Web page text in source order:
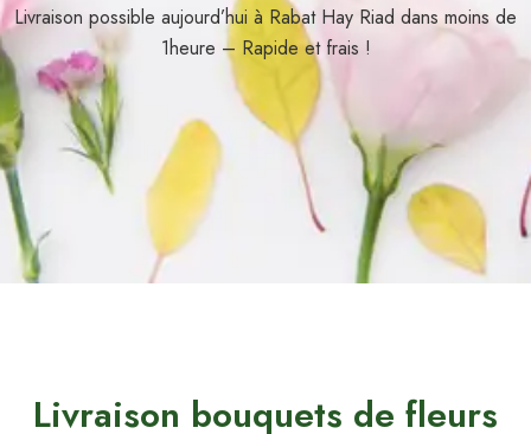
Livraison possible aujourd’hui à Rabat Hay Riad dans moins de
1heure – Rapide et frais !
Livraison bouquets de fleurs